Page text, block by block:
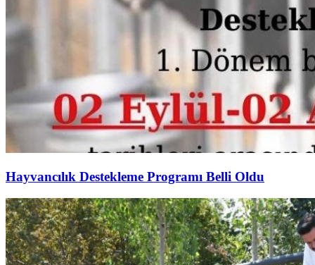
Hayvancılık Destekleme Programı Belli Oldu